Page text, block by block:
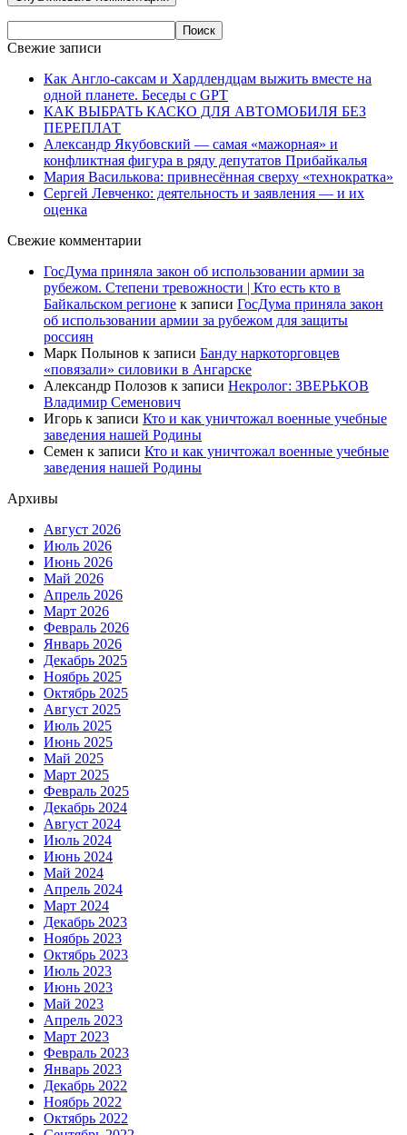
Свежие записи
Как Англо-саксам и Хардлендцам выжить вместе на
одной планете. Беседы с GPT
КАК ВЫБРАТЬ КАСКО ДЛЯ АВТОМОБИЛЯ БЕЗ
ПЕРЕПЛАТ
Александр Якубовский — самая «мажорная» и
конфликтная фигура в ряду депутатов Прибайкалья
Мария Василькова: привнесённая сверху «технократка»
Сергей Левченко: деятельность и заявления — и их
оценка
Свежие комментарии
ГосДума приняла закон об использовании армии за
рубежом. Степени тревожности | Кто есть кто в
Байкальском регионе к записи ГосДума приняла закон
об использовании армии за рубежом для защиты
россиян
Марк Полынов к записи Банду наркоторговцев
«повязали» силовики в Ангарске
Александр Полозов к записи Некролог: ЗВЕРЬКОВ
Владимир Семенович
Игорь к записи Кто и как уничтожал военные учебные
заведения нашей Родины
Семен к записи Кто и как уничтожал военные учебные
заведения нашей Родины
Архивы
Август 2026
Июль 2026
Июнь 2026
Май 2026
Апрель 2026
Март 2026
Февраль 2026
Январь 2026
Декабрь 2025
Ноябрь 2025
Октябрь 2025
Август 2025
Июль 2025
Июнь 2025
Май 2025
Март 2025
Февраль 2025
Декабрь 2024
Август 2024
Июль 2024
Июнь 2024
Май 2024
Апрель 2024
Март 2024
Декабрь 2023
Ноябрь 2023
Октябрь 2023
Июль 2023
Июнь 2023
Май 2023
Апрель 2023
Март 2023
Февраль 2023
Январь 2023
Декабрь 2022
Ноябрь 2022
Октябрь 2022